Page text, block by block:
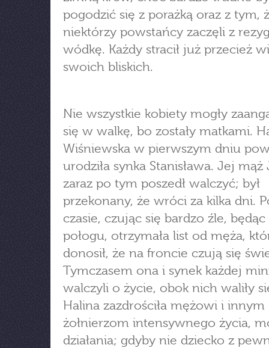
pogodzić się z porażką oraz z tym,
niektórzy powstańcy zaczęli z
wódkę. Każdy stracił już przecież
swoich bliskich.
Nie wszystkie kobiety mogły
się w walkę, bo zostały matkami.
Wiśniewska w pierwszym dniu
urodziła synka Stanisława. Jej mąż
zaraz po tym poszedł walczyć; był
przekonany, że wróci za kilka dni.
czasie, czując się bardzo źle,
połogu, otrzymała list od męża,
donosił, że na froncie czują się
Tymczasem ona i synek każdej
walczyli o życie, obok nich waliły
Halina zazdrościła mężowi i innym
żołnierzom intensywnego życia,
działania; gdyby nie dziecko z